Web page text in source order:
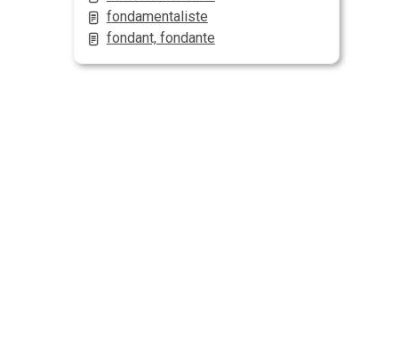
fondamentaliste
fondant, fondante